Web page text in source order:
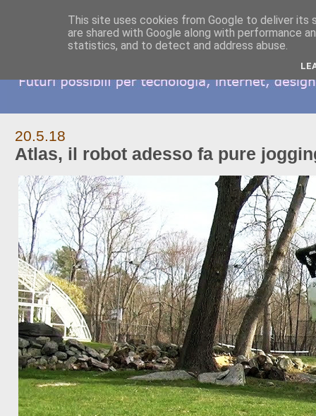
20.5.18
Atlas, il robot adesso fa pure
This site uses cookies from Google to deliver its
are shared with Google along with performance
statistics, and to detect and address abuse.